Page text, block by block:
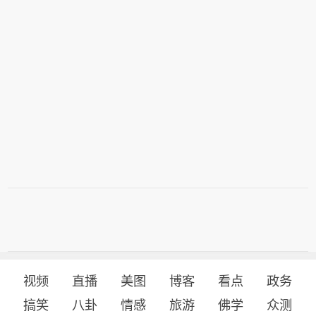
视频 直播 美图 博客 看点
政务
搞笑
八卦 情感 旅游 佛学 众测